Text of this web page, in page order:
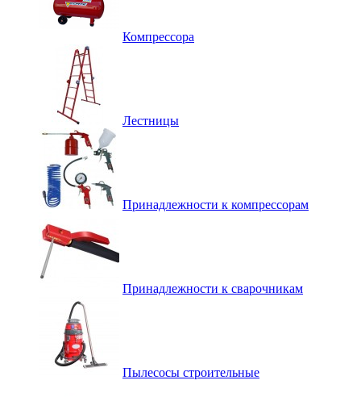
Компрессора
Лестницы
Принадлежности к компрессорам
Принадлежности к сварочникам
Пылесосы строительные